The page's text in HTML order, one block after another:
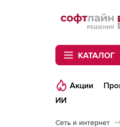
Softline
КАТАЛОГ
Акции
ИИ
Сеть и интернет